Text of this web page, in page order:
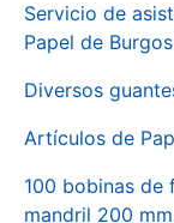
Servicio de
Papel de
Diversos
Artículos de
100 bobinas
mandril 200